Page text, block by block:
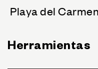
Playa del
Herramientas